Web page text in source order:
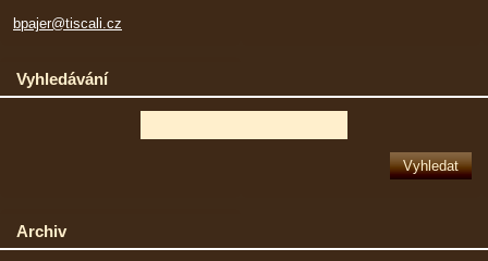
bpajer@tiscali.cz
Vyhledávání
Archiv